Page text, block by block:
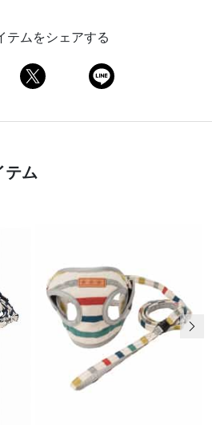
テムをシェアする
テム
次